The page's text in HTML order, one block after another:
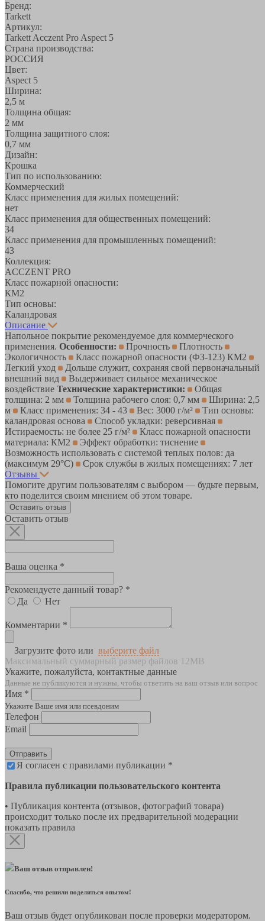
Бренд:
Tarkett
Артикул:
Tarkett Acczent Pro Aspect 5
Страна производства:
РОССИЯ
Цвет:
Aspect 5
Ширина:
2,5 м
Толщина общая:
2 мм
Толщина защитного слоя:
0,7 мм
Дизайн:
Крошка
Тип по использованию:
Коммерческий
Класс применения для жилых помещений:
нет
Класс применения для общественных помещений:
34
Класс применения для промышленных помещений:
43
Коллекция:
ACCZENT PRO
Класс пожарной опасности:
КМ2
Тип основы:
Каландровая
Описание
Напольное покрытие рекомендуемое для коммерческого
применения. Особенности: Прочность
Плотность
Экологичность
Класс пожарной опасности (ФЗ-123) КМ2
Легкий уход
Дольше служит, сохраняя свой первоначальный
внешний вид
Выдерживает сильное механическое
воздействие Технические характеристики:
Общая
толщина: 2 мм
Толщина рабочего слоя: 0,7 мм
Ширина: 2,5
м
Класс применения: 34 - 43 Вес: 3000 г/м²
Тип основы:
каландровая основа
Способ укладки: реверсивная
Истираемость: не более 25 г/м²
Класс пожарной опасности
материала: КМ2
Эффект обработки: тиснение
Возможность использовать с системой теплых полов: да
(максимум 29°C)
Срок службы в жилых помещениях: 7 лет
Отзывы
Помогите другим пользователям с выбором — будьте первым,
кто поделится своим мнением об этом товаре.
Оставить отзыв
Оставить отзыв
Ваша оценка *
Рекомендуете данный товар? *
Да
Нет
Комментарии *
Загрузите фото или выберите файл
Максимальный суммарный размер файлов 12MB
Укажите, пожалуйста, контактные данные
Данные не публикуются и нужны, чтобы ответить на ваш отзыв или вопрос
Имя *
Укажите Ваше имя или псевдоним
Телефон
Email
Отправить
Я согласен с правилами публикации *
Правила публикации пользовательского контента
• Публикация контента (отзывов, фотографий товара)
происходит только после их предварительной модерации
показать правила
Ваш отзыв отправлен!
Спасибо, что решили поделиться опытом!
Ваш отзыв будет опубликован после проверки модератором.